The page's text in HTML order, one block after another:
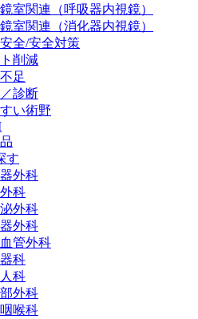
室関連（呼吸器内視鏡）
室関連（消化器内視鏡）
全/安全対策
削減
足
診断
い術野
す
外科
科
外科
外科
管外科
科
科
外科
喉科